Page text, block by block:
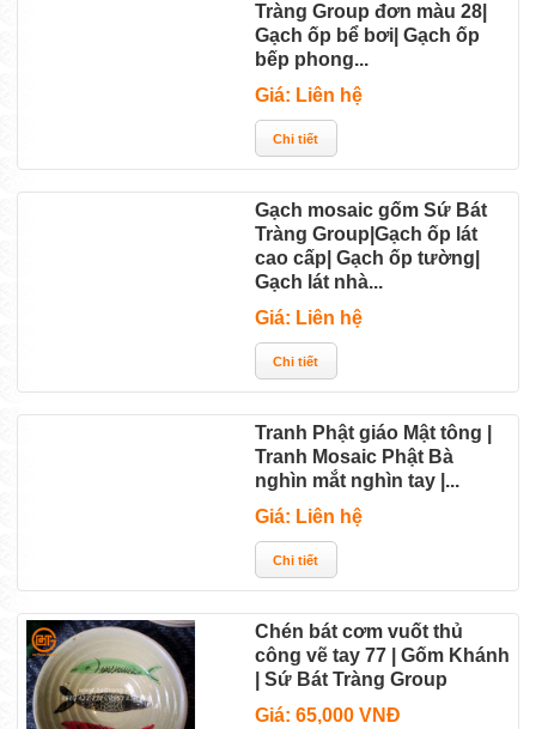
Tràng Group đơn màu 28|
Gạch ốp bể bơi| Gạch ốp
bếp phong...
Giá: Liên hệ
Gạch mosaic gốm Sứ Bát
Tràng Group|Gạch ốp lát
cao cấp| Gạch ốp tường|
Gạch lát nhà...
Giá: Liên hệ
Tranh Phật giáo Mật tông |
Tranh Mosaic Phật Bà
nghìn mắt nghìn tay |...
Giá: Liên hệ
Chén bát cơm vuốt thủ
công vẽ tay 77 | Gốm Khánh
| Sứ Bát Tràng Group
Giá: 65,000 VNĐ